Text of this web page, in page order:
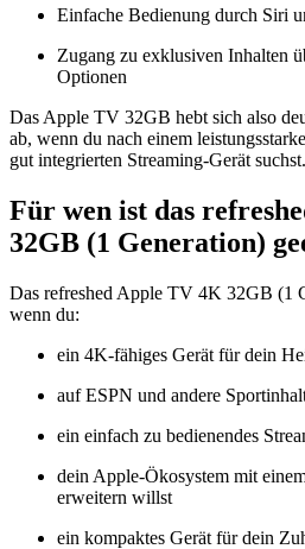
Einfache Bedienung durch Siri
Zugang zu exklusiven Inhalten
Optionen
Das Apple TV 32GB hebt sich also
ab, wenn du nach einem
gut integrierten Streaming-Gerät suchst.
Für wen ist das
32GB (1 Generation)
Das refreshed Apple TV 4K 32GB (1
wenn du:
ein 4K-fähiges Gerät für dein
auf ESPN und andere
ein einfach zu bedienendes
dein Apple-Ökosystem mit
erweitern willst
ein kompaktes Gerät für dein